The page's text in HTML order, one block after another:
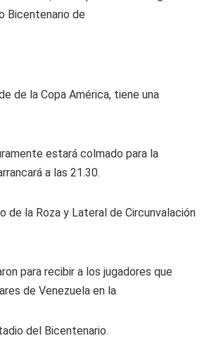
Bicentenario de
de la Copa América, tiene una
estará colmado para la
a las 21.30.
de la Roza y Lateral de Circunvalación
para recibir a los jugadores que
de Venezuela en la
del Bicentenario.